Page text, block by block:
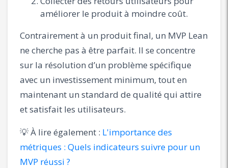
améliorer le produit à moindre coût.
Contrairement à un produit final, un MVP Lean
ne cherche pas à être parfait. Il se concentre
sur la résolution d’un problème spécifique
avec un investissement minimum, tout en
maintenant un standard de qualité qui attire
et satisfait les utilisateurs.
💡 À lire également : L'importance des
métriques : Quels indicateurs suivre pour un
MVP réussi ?